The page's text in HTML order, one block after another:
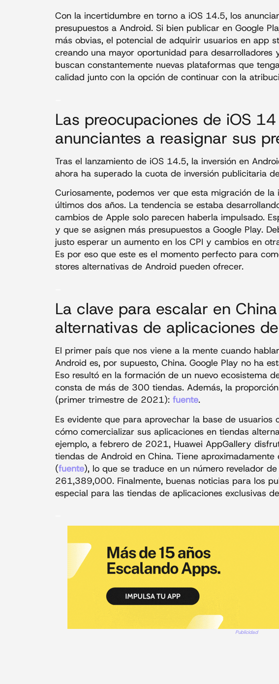
Con la incertidumbre en torno a iOS 14.5, los
presupuestos a Android. Si bien publicar en Google
más obvias, el potencial de adquirir usuarios en app
creando una mayor oportunidad para desarrolladores
buscan constantemente nuevas plataformas que
calidad junto con la opción de continuar con la
Las preocupaciones de iOS
anunciantes a reasignar sus
Tras el lanzamiento de iOS 14.5, la inversión en
ahora ha superado la cuota de inversión publicitaria
Curiosamente, podemos ver que esta migración de
últimos dos años. La tendencia se estaba
cambios de Apple solo parecen haberla impulsado.
y que se asignen más presupuestos a Google Play.
justo esperar un aumento en los CPI y cambios en
Es por eso que este es el momento perfecto para
stores alternativas de Android pueden ofrecer.
La clave para escalar en
alternativas de aplicaciones
El primer país que nos viene a la mente cuando
Android es, por supuesto, China. Google Play no ha
Eso resultó en la formación de un nuevo ecosistema
consta de más de 300 tiendas. Además, la
(primer trimestre de 2021): fuente.
Es evidente que para aprovechar la base de
cómo comercializar sus aplicaciones en tiendas
ejemplo, a febrero de 2021, Huawei AppGallery
tiendas de Android en China. Tiene
(fuente), lo que se traduce en un número revelador
261,389,000. Finalmente, buenas noticias para los
especial para las tiendas de aplicaciones exclusivas
Publicidad